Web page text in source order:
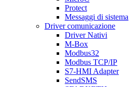
Protect
Messaggi di sistema
Driver comunicazione
Driver Nativi
M-Box
Modbus32
Modbus TCP/IP
S7-HMI Adapter
SendSMS